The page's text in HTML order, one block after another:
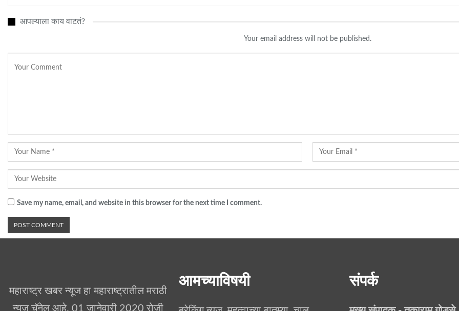
आपल्याला काय वाटतं?
Your email address will not be published.
Save my name, email, and website in this browser for the next time I comment.
महाराष्ट्र खबर न्यूज हा महाराष्ट्रातील मराठी
न्यूज चॅनेल आहे. 01 जानेवारी 2020 रोजी
आमच्याविषयी संपर्क